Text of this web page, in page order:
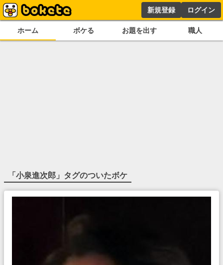
新規登録 ログイン
ホーム ボケる お題を出す 職人
「小泉進次郎 」タグのついたボケ